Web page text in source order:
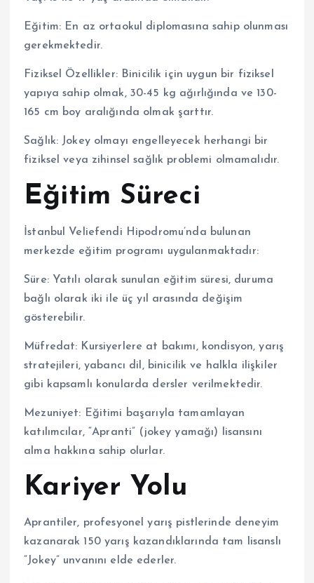
Eğitim: En az ortaokul diplomasına sahip olunması
gerekmektedir.
Fiziksel Özellikler: Binicilik için uygun bir fiziksel
yapıya sahip olmak, 30-45 kg ağırlığında ve 130-
165 cm boy aralığında olmak şarttır.
Sağlık: Jokey olmayı engelleyecek herhangi bir
fiziksel veya zihinsel sağlık problemi olmamalıdır.
Eğitim Süreci
İstanbul Veliefendi Hipodromu’nda bulunan
merkezde eğitim programı uygulanmaktadır:
Süre: Yatılı olarak sunulan eğitim süresi, duruma
bağlı olarak iki ile üç yıl arasında değişim
gösterebilir.
Müfredat: Kursiyerlere at bakımı, kondisyon, yarış
stratejileri, yabancı dil, binicilik ve halkla ilişkiler
gibi kapsamlı konularda dersler verilmektedir.
Mezuniyet: Eğitimi başarıyla tamamlayan
katılımcılar, “Apranti” (jokey yamağı) lisansını
alma hakkına sahip olurlar.
Kariyer Yolu
Aprantiler, profesyonel yarış pistlerinde deneyim
kazanarak 150 yarış kazandıklarında tam lisanslı
“Jokey” unvanını elde ederler.